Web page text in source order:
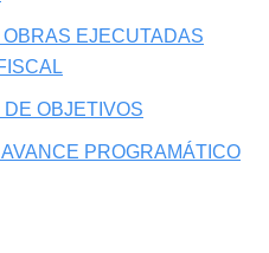
EJECUTADAS
OBJETIVOS
PROGRAMÁTICO